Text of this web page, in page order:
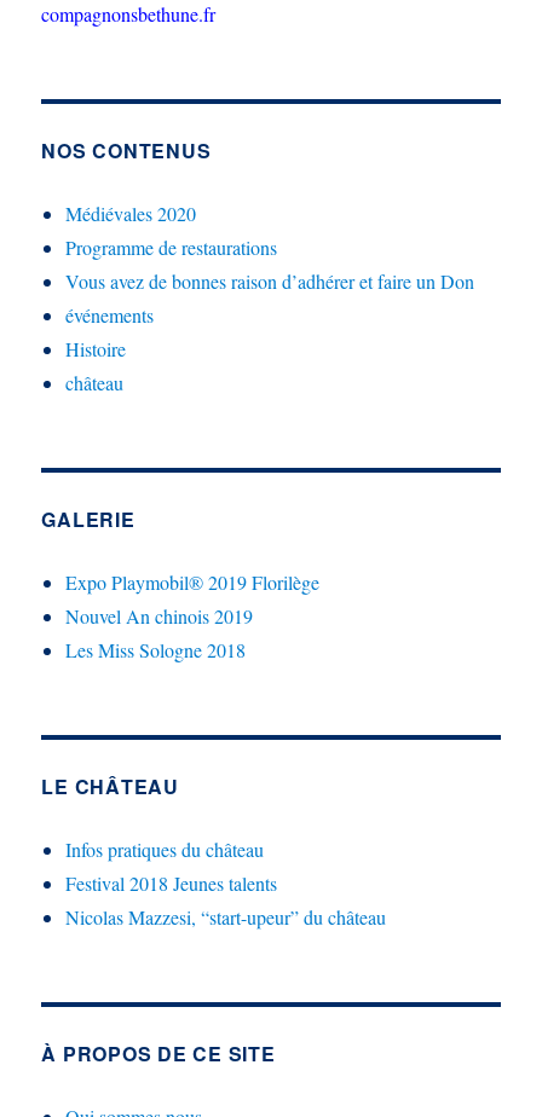
compagnonsbethune.fr
NOS CONTENUS
Médiévales 2020
Programme de restaurations
Vous avez de bonnes raison d’adhérer et faire un Don
événements
Histoire
château
GALERIE
Expo Playmobil® 2019 Florilège
Nouvel An chinois 2019
Les Miss Sologne 2018
LE CHÂTEAU
Infos pratiques du château
Festival 2018 Jeunes talents
Nicolas Mazzesi, “start-upeur” du château
À PROPOS DE CE SITE